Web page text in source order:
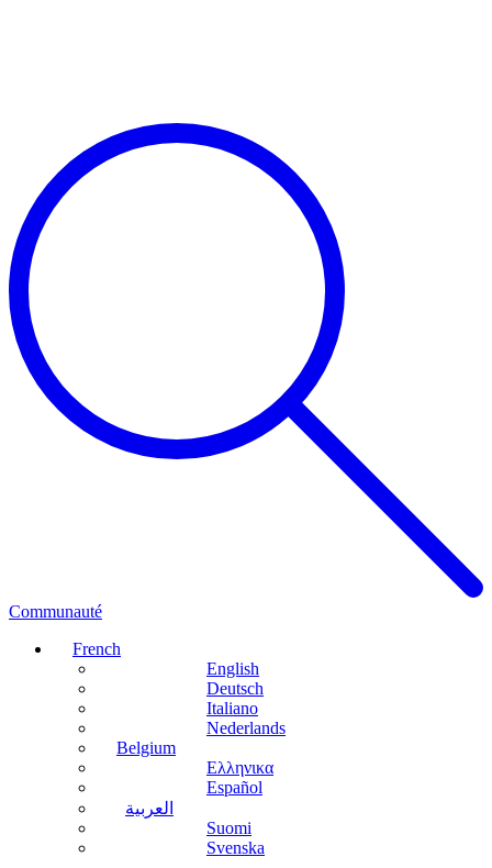
Communauté
French
English
Deutsch
Italiano
Nederlands
Belgium
Ελληνικα
Español
العربية
Suomi
Svenska